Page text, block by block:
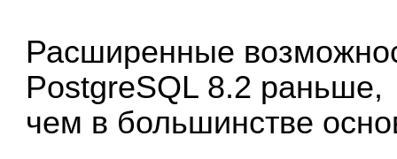
Расширенные
PostgreSQL 8.2 раньше,
чем в большинстве